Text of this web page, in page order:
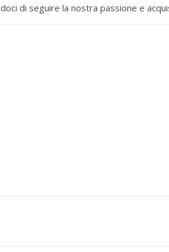
di seguire la nostra passione e